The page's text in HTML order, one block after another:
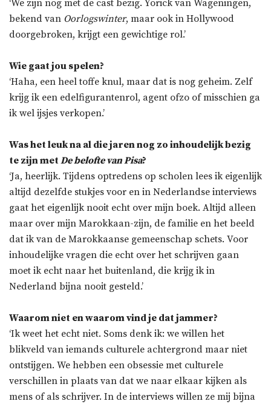
‘We zijn nog met de cast bezig. Yorick van Wageningen,
bekend van Oorlogswinter, maar ook in Hollywood
doorgebroken, krijgt een gewichtige rol.’
Wie gaat jou spelen?
‘Haha, een heel toffe knul, maar dat is nog geheim. Zelf
krijg ik een edelfigurantenrol, agent ofzo of misschien ga
ik wel ijsjes verkopen.’
Was het leuk na al die jaren nog zo inhoudelijk bezig
te zijn metDe belofte van Pisa?
‘Ja, heerlijk. Tijdens optredens op scholen lees ik eigenlijk
altijd dezelfde stukjes voor en in Nederlandse interviews
gaat het eigenlijk nooit echt over mijn boek. Altijd alleen
maar over mijn Marokkaan-zijn, de familie en het beeld
dat ik van de Marokkaanse gemeenschap schets. Voor
inhoudelijke vragen die echt over het schrijven gaan
moet ik echt naar het buitenland, die krijg ik in
Nederland bijna nooit gesteld.’
Waarom niet en waarom vind je dat jammer?
‘Ik weet het echt niet. Soms denk ik: we willen het
blikveld van iemands culturele achtergrond maar niet
ontstijgen. We hebben een obsessie met culturele
verschillen in plaats van dat we naar elkaar kijken als
mens of als schrijver. In de interviews willen ze mij bijna